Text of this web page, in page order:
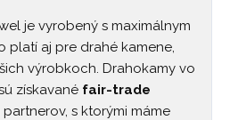
je vyrobený s maximálnym
platí aj pre drahé kamene,
výrobkoch. Drahokamy vo
získavané fair-trade
s ktorými máme